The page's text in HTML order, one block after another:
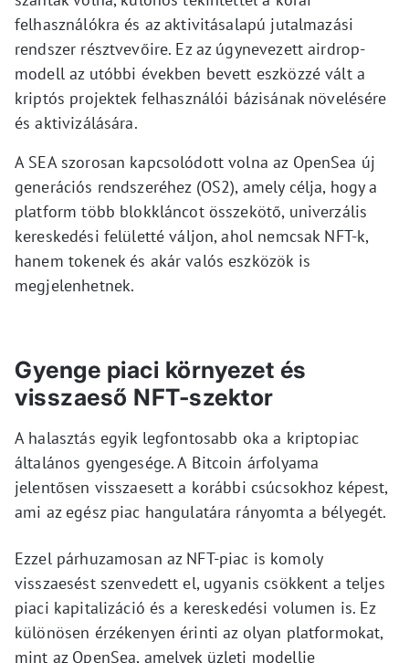
felhasználókra és az aktivitásalapú jutalmazási
rendszer résztvevőire. Ez az úgynevezett airdrop-
modell az utóbbi években bevett eszközzé vált a
kriptós projektek felhasználói bázisának növelésére
és aktivizálására.
A SEA szorosan kapcsolódott volna az OpenSea új
generációs rendszeréhez (OS2), amely célja, hogy a
platform több blokkláncot összekötő, univerzális
kereskedési felületté váljon, ahol nemcsak NFT-k,
hanem tokenek és akár valós eszközök is
megjelenhetnek.
Gyenge piaci környezet és
visszaeső NFT-szektor
A halasztás egyik legfontosabb oka a kriptopiac
általános gyengesége. A Bitcoin árfolyama
jelentősen visszaesett a korábbi csúcsokhoz képest,
ami az egész piac hangulatára rányomta a bélyegét.
Ezzel párhuzamosan az NFT-piac is komoly
visszaesést szenvedett el, ugyanis csökkent a teljes
piaci kapitalizáció és a kereskedési volumen is. Ez
különösen érzékenyen érinti az olyan platformokat,
mint az OpenSea, amelyek üzleti modellje